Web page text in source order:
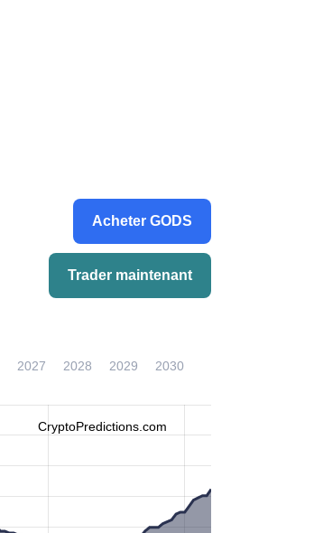
Acheter GODS
Trader maintenant
2027 2028 2029 2030
CryptoPredictions.com